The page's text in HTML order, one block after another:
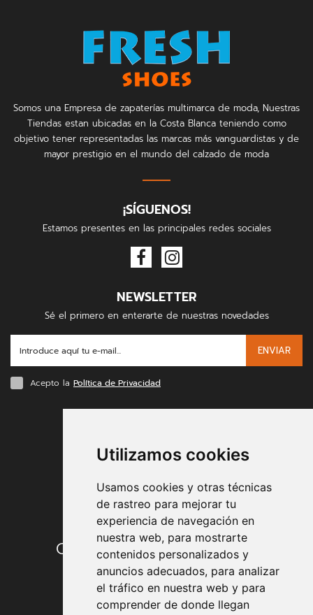
Utilizamos cookies
Usamos cookies y otras técnicas
de rastreo para mejorar tu
experiencia de navegación en
nuestra web, para mostrarte
contenidos personalizados y
anuncios adecuados, para analizar
el tráfico en nuestra web y para
comprender de donde llegan
Somos una Empresa de zapaterías multimarca de moda, Nuestras
Tiendas estan ubicadas en la Costa Blanca teniendo como
objetivo tener representadas las marcas más vanguardistas y de
mayor prestigio en el mundo del calzado de moda
¡SÍGUENOS!
Estamos presentes en las principales redes sociales
NEWSLETTER
Sé el primero en enterarte de nuestras novedades
ENVIAR
Acepto la Política de Privacidad
Condiciones de contratación
Envío y entrega